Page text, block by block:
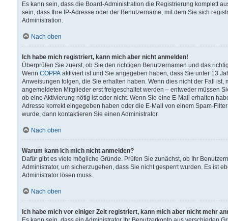
Es kann sein, dass die Board-Administration die Registrierung komplett
sein, dass Ihre IP-Adresse oder der Benutzername, mit dem Sie sich
Administration.
Nach oben
Ich habe mich registriert, kann mich aber nicht anmelden!
Überprüfen Sie zuerst, ob Sie den richtigen Benutzernamen und das
Wenn COPPA aktiviert ist und Sie angegeben haben, dass Sie unter 13
Anweisungen folgen, die Sie erhalten haben. Wenn dies nicht der Fall
angemeldeten Mitglieder erst freigeschaltet werden – entweder müssen
ob eine Aktivierung nötig ist oder nicht. Wenn Sie eine E-Mail erhalten
Adresse korrekt eingegeben haben oder die E-Mail von einem Spam-
wurde, dann kontaktieren Sie einen Administrator.
Nach oben
Warum kann ich mich nicht anmelden?
Dafür gibt es viele mögliche Gründe. Prüfen Sie zunächst, ob Ihr
Administrator, um sicherzugehen, dass Sie nicht gesperrt wurden. Es ist
Administrator lösen muss.
Nach oben
Ich habe mich vor einiger Zeit registriert, kann mich aber nicht mehr